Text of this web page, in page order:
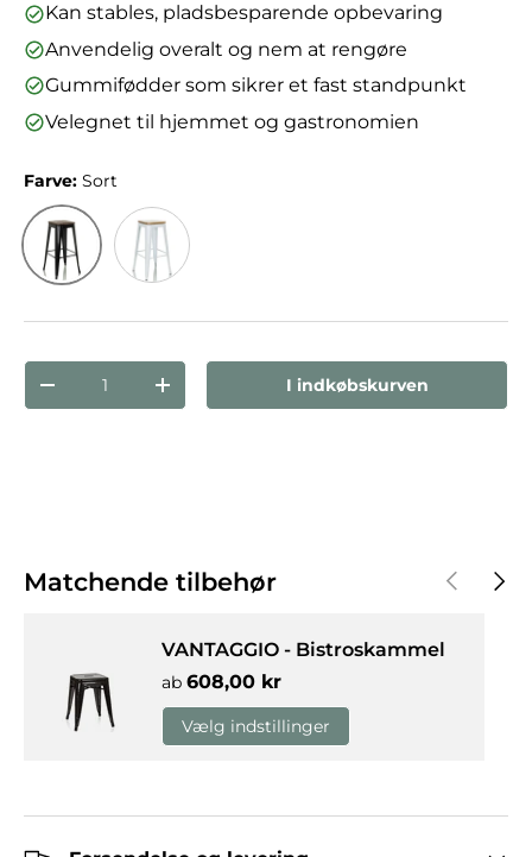
Kan stables, pladsbesparende opbevaring
Anvendelig overalt og nem at rengøre
Gummifødder som sikrer et fast standpunkt
Velegnet til hjemmet og gastronomien
Farve: Sort
Antal
Reducer mængdenForøg mængdenI indkøbskurven
Matchende tilbehør Forrige
VANTAGGIO - Bistroskammel
ab Normalpris
608,00 kr
Vælg indstillinger